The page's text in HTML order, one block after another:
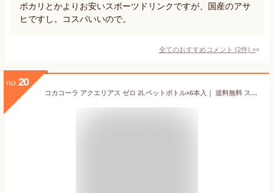
ポカリとかよりお安いスポーツドリンクですが、国産のアサ
ヒですし。コスパいいので。
全てのおすすめコメント (2件) >
no. 20
コカコーラ アクエリアス ゼロ 2Lペットボトル×6本入｜ 送料無料 スポーツドリンク コカ・コーラ コカコーラ 熱中症